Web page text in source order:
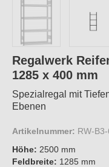
Regalwerk
1285 x 400 mm
Spezialregal mit
Ebenen
Artikelnummer: RW-
Höhe: 2500 mm
Feldbreite: 1285 mm